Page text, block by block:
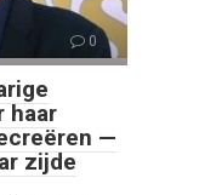
0
haar
—
zijde